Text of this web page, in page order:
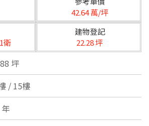
公寓 電梯大樓 套房
天厝 樓中樓 華廈
42.64 萬/坪
衛
建物登記
22.28 坪
坪
/ 15樓